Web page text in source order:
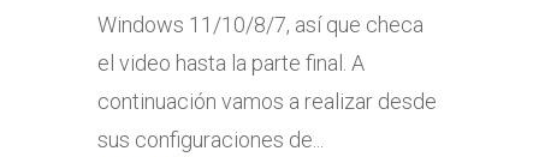
Windows 11/10/8/7, así que checa
el video hasta la parte final. A
continuación vamos a realizar desde
sus configuraciones de...